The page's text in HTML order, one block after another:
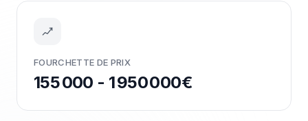
FOURCHETTE DE PRIX
155 000 - 1 950 000€